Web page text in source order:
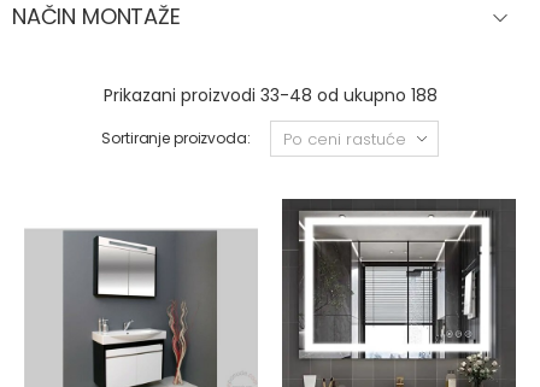
NAČIN MONTAŽE
Prikazani proizvodi 33-48 od ukupno 188
Sortiranje proizvoda: